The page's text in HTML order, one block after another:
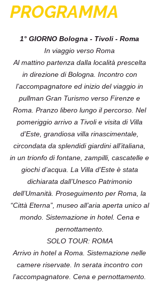
PROGRAMMA
1° GIORNO Bologna - Tivoli - Roma
In viaggio verso Roma
Al mattino partenza dalla località prescelta
in direzione di Bologna. Incontro con
l’accompagnatore ed inizio del viaggio in
pullman Gran Turismo verso Firenze e
Roma. Pranzo libero lungo il percorso. Nel
pomeriggio arrivo a Tivoli e visita di Villa
d’Este, grandiosa villa rinascimentale,
circondata da splendidi giardini all’italiana,
in un trionfo di fontane, zampilli, cascatelle e
giochi d’acqua. La Villa d’Este è stata
dichiarata dall’Unesco Patrimonio
dell’Umanità. Proseguimento per Roma, la
“Città Eterna”, museo all’aria aperta unico al
mondo. Sistemazione in hotel. Cena e
pernottamento.
SOLO TOUR: ROMA
Arrivo in hotel a Roma. Sistemazione nelle
camere riservate. In serata incontro con
l’accompagnatore. Cena e pernottamento.